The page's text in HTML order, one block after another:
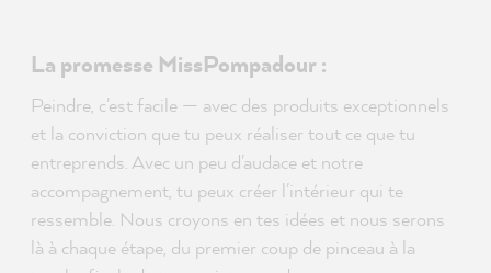
La promesse MissPompadour :
Peindre, c'est facile — avec des produits exceptionnels
et la conviction que tu peux réaliser tout ce que tu
entreprends. Avec un peu d'audace et notre
accompagnement, tu peux créer l'intérieur qui te
ressemble. Nous croyons en tes idées et nous serons
là à chaque étape, du premier coup de pinceau à la